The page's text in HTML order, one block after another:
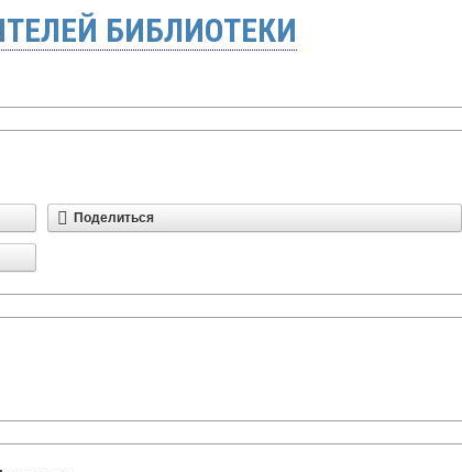
БИБЛИОТЕКИ
Поделиться